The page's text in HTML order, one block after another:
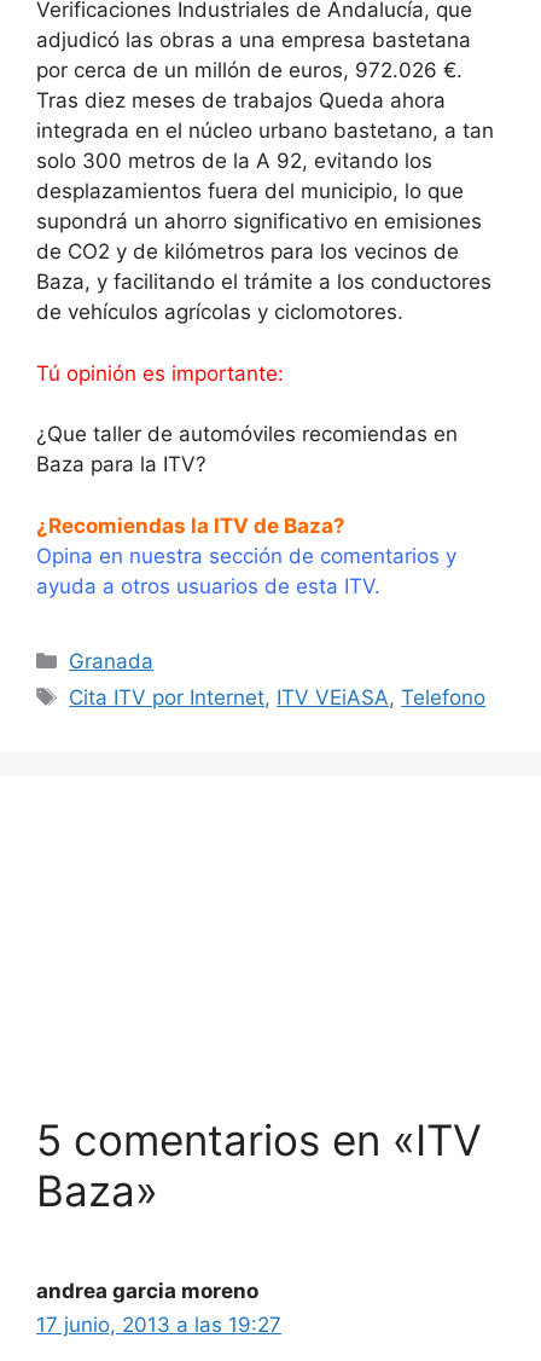
Verificaciones Industriales de Andalucía, que
adjudicó las obras a una empresa bastetana
por cerca de un millón de euros, 972.026 €.
Tras diez meses de trabajos Queda ahora
integrada en el núcleo urbano bastetano, a tan
solo 300 metros de la A 92, evitando los
desplazamientos fuera del municipio, lo que
supondrá un ahorro significativo en emisiones
de CO2 y de kilómetros para los vecinos de
Baza, y facilitando el trámite a los conductores
de vehículos agrícolas y ciclomotores.
Tú opinión es importante:
¿Que taller de automóviles recomiendas en
Baza para la ITV?
¿Recomiendas la ITV de Baza?
Opina en nuestra sección de comentarios y
ayuda a otros usuarios de esta ITV.
Categorías
Granada
Etiquetas
Cita ITV por Internet, ITV VEiASA,Telefono
5 comentarios en «ITV
Baza»
andrea garcia moreno
17 junio, 2013 a las 19:27